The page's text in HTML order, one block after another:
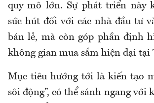
quy mô lớn. Sự phát triển này
sức hút đối với các nhà đầu tư
bán lẻ, mà còn góp phần định
không gian mua sắm hiện đại tại
Mục tiêu hướng tới là kiến tạo
sôi động”, có thể sánh ngang với